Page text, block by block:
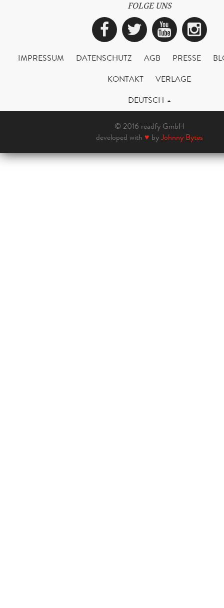
FOLGE UNS
Facebook
Twitter
IMPRESSUM DATENSCHUTZ AGB PRESSE
KONTAKT
VERLAGE
DEUTSCH
© 2016 readfy GmbH
developed with ♥ byJohnny Bytes